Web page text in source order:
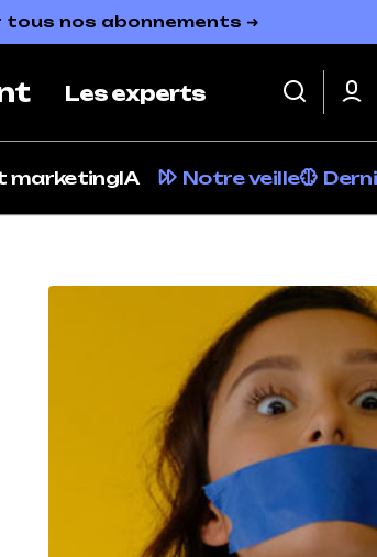
tous nos abonnements ➜
Les experts
marketingIA Notre veille